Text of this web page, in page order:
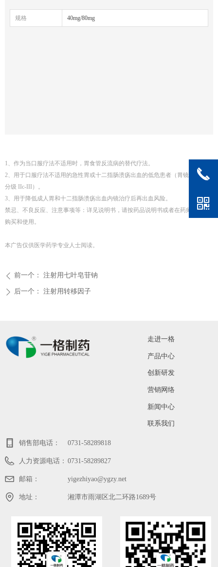
规格 40mg/80mg
1、作为当口服疗法不适用时，胃食管反流病的替代疗法。
2、用于口服疗法不适用的急性胃或十二指肠溃疡出血的低危患者（胃镜下 Forrest
分级 IIc-III）。
3、用于降低成人胃和十二指肠溃疡出血内镜治疗后再出血风险。
禁忌、不良反应、注意事项等：详见说明书，请按药品说明书或者在药师指导下
购买和使用。
本广告仅供医学药学专业人士阅读。
ꄴ 前一个： 注射用七叶皂苷钠
ꄲ 后一个： 注射用转移因子
走进一格
产品中心
创新研发
营销网络
新闻中心
联系我们
销售部电话： 0731-58289818
人力资源电话： 0731-58289827
邮箱： yigezhiyao@ygzy.net
地址： 湘潭市雨湖区北二环路1689号
끅
낃